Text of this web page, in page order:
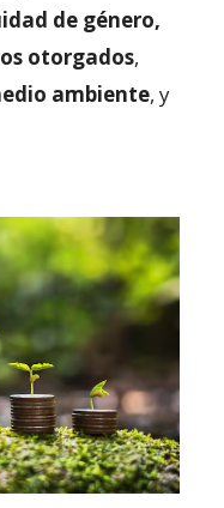
de género,
otorgados,
ambiente, y